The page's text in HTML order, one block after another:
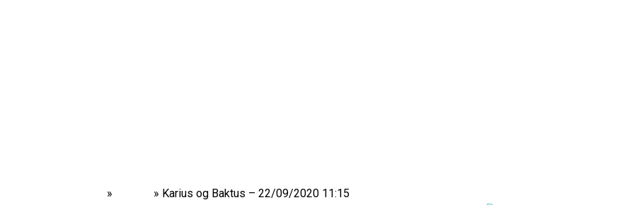
» » Karius og Baktus – 22/09/2020 11:15